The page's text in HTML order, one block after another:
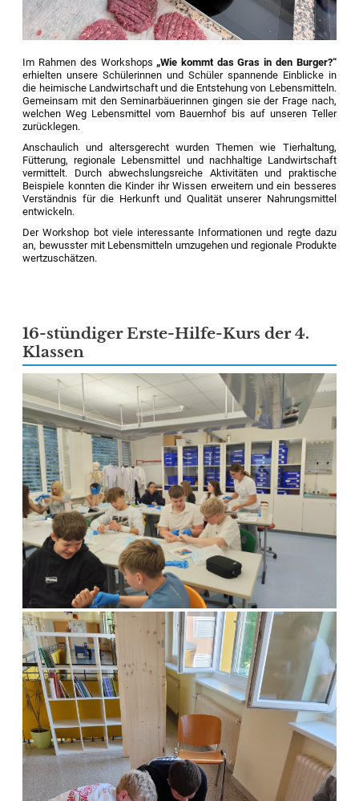
Im Rahmen des Workshops „Wie kommt das Gras in den Burger?“
erhielten unsere Schülerinnen und Schüler spannende Einblicke in
die heimische Landwirtschaft und die Entstehung von Lebensmitteln.
Gemeinsam mit den Seminarbäuerinnen gingen sie der Frage nach,
welchen Weg Lebensmittel vom Bauernhof bis auf unseren Teller
zurücklegen.
Anschaulich und altersgerecht wurden Themen wie Tierhaltung,
Fütterung, regionale Lebensmittel und nachhaltige Landwirtschaft
vermittelt. Durch abwechslungsreiche Aktivitäten und praktische
Beispiele konnten die Kinder ihr Wissen erweitern und ein besseres
Verständnis für die Herkunft und Qualität unserer Nahrungsmittel
entwickeln.
Der Workshop bot viele interessante Informationen und regte dazu
an, bewusster mit Lebensmitteln umzugehen und regionale Produkte
wertzuschätzen.
16-stündiger Erste-Hilfe-Kurs der 4.
Klassen